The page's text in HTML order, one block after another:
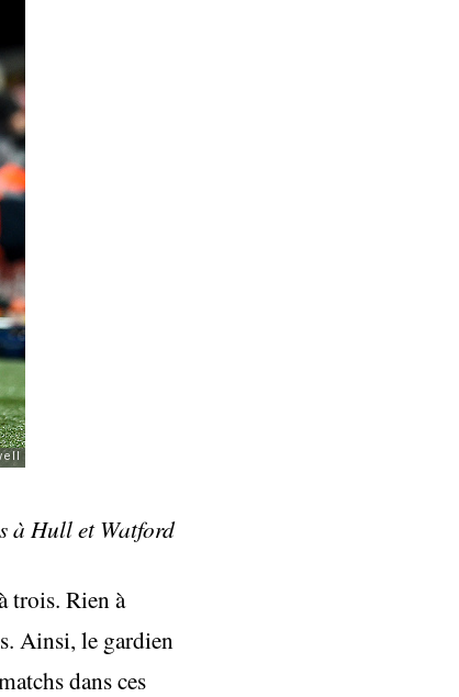
à Hull et Watford
trois. Rien à
Ainsi, le gardien
dans ces